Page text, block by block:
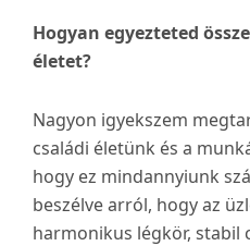
Hogyan egyezteted
életet?
Nagyon igyekszem
családi életünk és a
hogy ez mindannyiunk
beszélve arról, hogy az
harmonikus légkör, stabil